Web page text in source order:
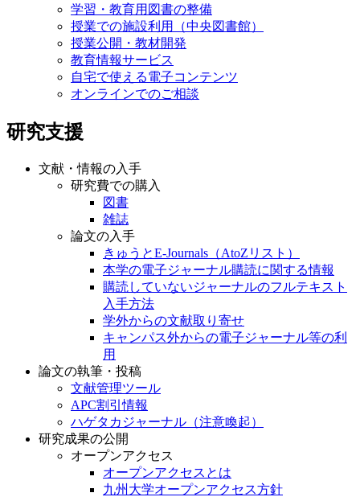
学習・教育用図書の整備
授業での施設利用（中央図書館）
授業公開・教材開発
教育情報サービス
自宅で使える電子コンテンツ
オンラインでのご相談
研究支援
文献・情報の入手
研究費での購入
図書
雑誌
論文の入手
きゅうとE-Journals（AtoZリスト）
本学の電子ジャーナル購読に関する情報
購読していないジャーナルのフルテキスト
入手方法
学外からの文献取り寄せ
キャンパス外からの電子ジャーナル等の利
用
論文の執筆・投稿
文献管理ツール
APC割引情報
ハゲタカジャーナル（注意喚起）
研究成果の公開
オープンアクセス
オープンアクセスとは
九州大学オープンアクセス方針